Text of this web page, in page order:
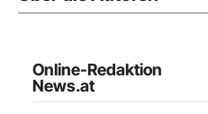
Online-Redaktion
News.at